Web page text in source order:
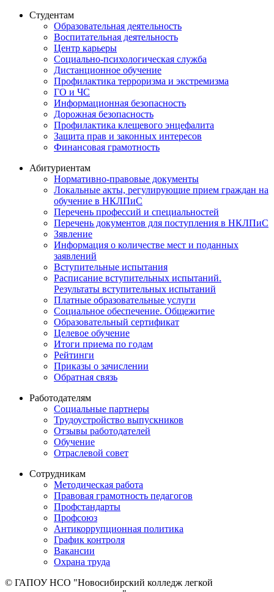
Студентам
Образовательная деятельность
Воспитательная деятельность
Центр карьеры
Социально-психологическая служба
Дистанционное обучение
Профилактика терроризма и экстремизма
ГО и ЧС
Информационная безопасность
Дорожная безопасность
Профилактика клещевого энцефалита
Защита прав и законных интересов
Финансовая грамотность
Абитуриентам
Нормативно-правовые документы
Локальные акты, регулирующие прием граждан на
обучение в НКЛПиС
Перечень профессий и специальностей
Перечень документов для поступления в НКЛПиС
Зявление
Информация о количестве мест и поданных
заявлений
Вступительные испытания
Расписание вступительных испытаний.
Результаты вступительных испытаний
Платные образовательные услуги
Социальное обеспечение. Общежитие
Образовательный сертификат
Целевое обучение
Итоги приема по годам
Рейтинги
Приказы о зачислении
Обратная связь
Работодателям
Социальные партнеры
Трудоустройство выпускников
Отзывы работодателей
Обучение
Отраслевой совет
Сотрудникам
Методическая работа
Правовая грамотность педагогов
Профстандарты
Профсоюз
Антикоррупционная политика
График контроля
Вакансии
Охрана труда
© ГАПОУ НСО "Новосибирский колледж легкой